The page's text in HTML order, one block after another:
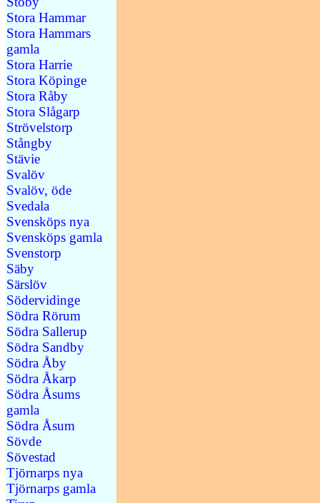
Stora Hammar
Stora Hammars
gamla
Stora Harrie
Stora Köpinge
Stora Råby
Stora Slågarp
Strövelstorp
Stångby
Stävie
Svalöv
Svalöv, öde
Svedala
Svensköps nya
Svensköps gamla
Svenstorp
Säby
Särslöv
Södervidinge
Södra Rörum
Södra Sallerup
Södra Sandby
Södra Åby
Södra Åkarp
Södra Åsums
gamla
Södra Åsum
Sövde
Sövestad
Tjörnarps nya
Tjörnarps gamla